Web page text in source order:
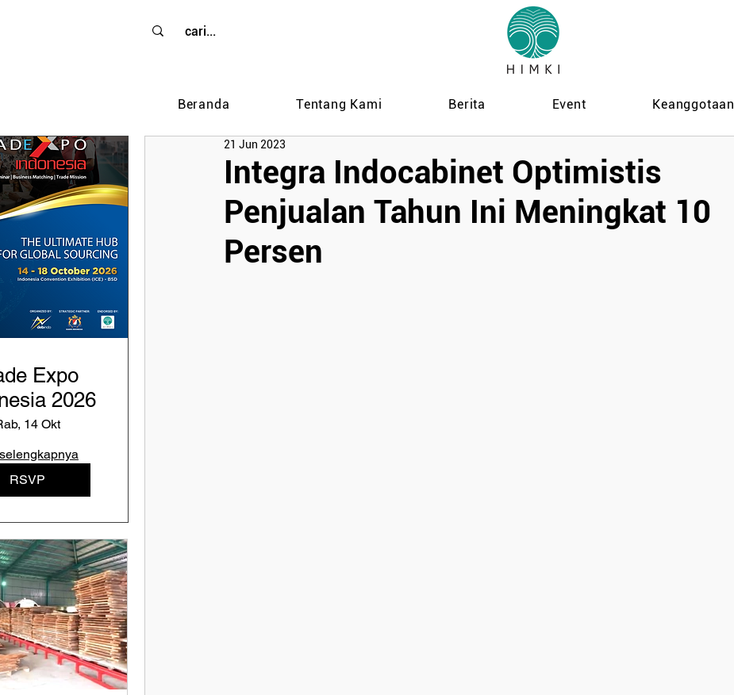
Beranda Tentang Kami Berita Event Keanggotaan
Expo
2026
14 Okt
RSVP
Integra Indocabinet Optimistis
Penjualan Tahun Ini Meningkat 10
Persen
21 Jun 2023